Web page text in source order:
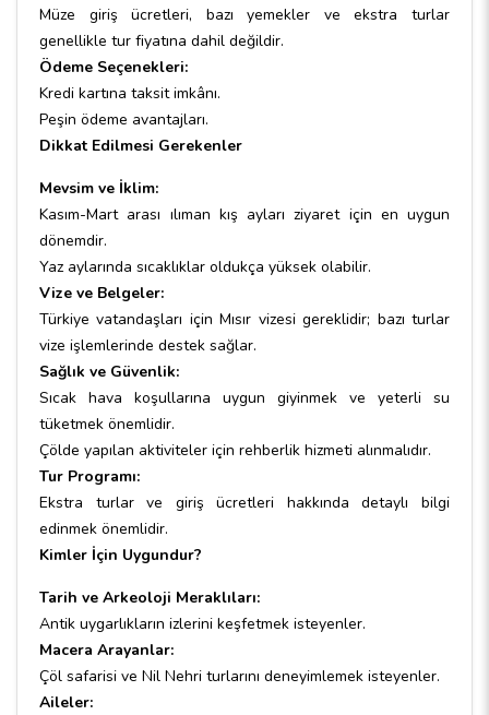
Müze giriş ücretleri, bazı yemekler ve ekstra turlar
genellikle tur fiyatına dahil değildir.
Ödeme Seçenekleri:
Kredi kartına taksit imkânı.
Peşin ödeme avantajları.
Dikkat Edilmesi Gerekenler
Mevsim ve İklim:
Kasım-Mart arası ılıman kış ayları ziyaret için en uygun
dönemdir.
Yaz aylarında sıcaklıklar oldukça yüksek olabilir.
Vize ve Belgeler:
Türkiye vatandaşları için Mısır vizesi gereklidir; bazı turlar
vize işlemlerinde destek sağlar.
Sağlık ve Güvenlik:
Sıcak hava koşullarına uygun giyinmek ve yeterli su
tüketmek önemlidir.
Çölde yapılan aktiviteler için rehberlik hizmeti alınmalıdır.
Tur Programı:
Ekstra turlar ve giriş ücretleri hakkında detaylı bilgi
edinmek önemlidir.
Kimler İçin Uygundur?
Tarih ve Arkeoloji Meraklıları:
Antik uygarlıkların izlerini keşfetmek isteyenler.
Macera Arayanlar:
Çöl safarisi ve Nil Nehri turlarını deneyimlemek isteyenler.
Aileler: